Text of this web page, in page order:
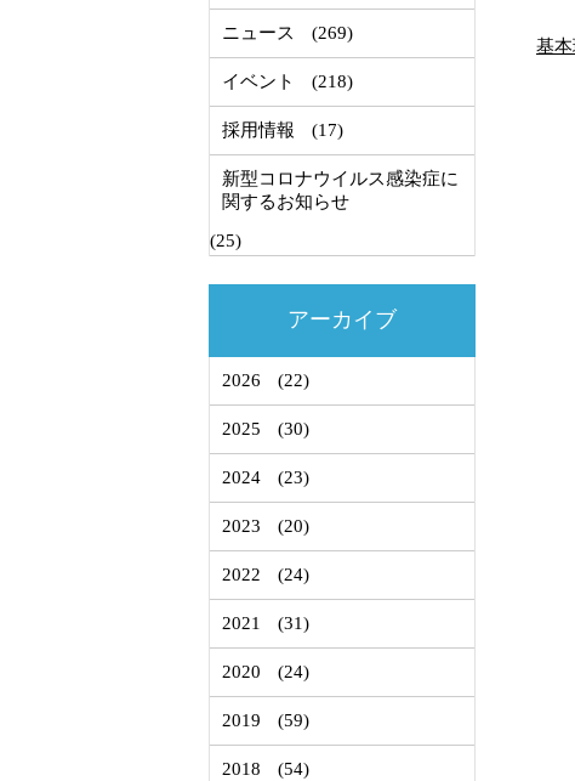
基
ニュース (269)
イベント (218)
採用情報 (17)
新型コロナウイルス感染症に
関するお知らせ
(25)
アーカイブ
2026 (22)
2025 (30)
2024 (23)
2023 (20)
2022 (24)
2021 (31)
2020 (24)
2019 (59)
2018 (54)